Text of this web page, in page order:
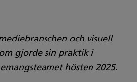
och visuell
gjorde sin praktik i
hösten 2025.